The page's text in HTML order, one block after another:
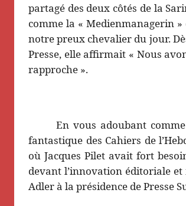
partagé des deux côtés de la
comme la « Medienmanagerin
notre preux chevalier du jour.
Presse, elle affirmait « Nous
rapproche ».
En vous adoubant
fantastique des Cahiers de
où Jacques Pilet avait fort
devant l’innovation éditoriale
Adler à la présidence de Presse